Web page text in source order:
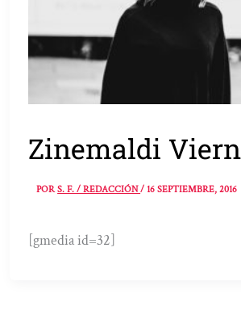
Zinemaldi
PORS. F. / REDACCIÓN/16 SEPTIEMBRE, 2016
[gmedia id=32]